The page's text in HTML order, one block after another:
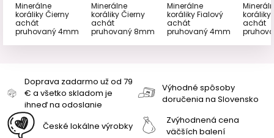
Minerálne
koráliky Čierny
achát
pruhovaný 4mm
Minerálne
koráliky Čierny
achát
pruhovaný 8mm
Minerálne
koráliky Fialový
achát
pruhovaný 4mm
koráliky
achát
Doprava zadarmo už od 79
€ a všetko skladom je
ihneď na odoslanie
Výhodné spôsoby
doručenia na Slovensko
České lokálne výrobky
Zvýhodnená cena
väčších balení